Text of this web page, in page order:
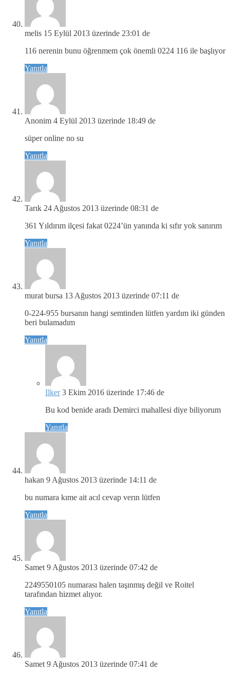
melis 15 Eylül 2013 üzerinde 23:01 de
116 nerenin bunu öğrenmem çok önemli 0224 116 ile başlıyor
Yanıtla
Anonim 4 Eylül 2013 üzerinde 18:49 de
süper online no su
Yanıtla
Tarık 24 Ağustos 2013 üzerinde 08:31 de
361 Yıldırım ilçesi fakat 0224’ün yanında ki sıfır yok sanırım
Yanıtla
murat bursa 13 Ağustos 2013 üzerinde 07:11 de
0-224-955 bursanın hangi semtinden lütfen yardım iki günden
beri bulamadım
Yanıtla
Ilker 3 Ekim 2016 üzerinde 17:46 de
Bu kod benide aradı Demirci mahallesi diye biliyorum
Yanıtla
hakan 9 Ağustos 2013 üzerinde 14:11 de
bu numara kıme ait acıl cevap verın lütfen
Yanıtla
Samet 9 Ağustos 2013 üzerinde 07:42 de
2249550105 numarası halen taşınmış değil ve Roitel
tarafından hizmet alıyor.
Yanıtla
Samet 9 Ağustos 2013 üzerinde 07:41 de